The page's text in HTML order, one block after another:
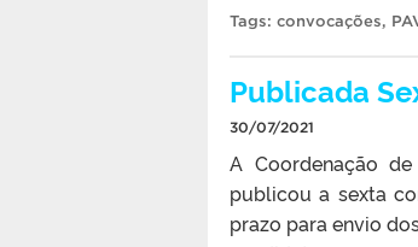
Tags: convocações,
Publicada
30/07/2021
A Coordenação
publicou a sexta
prazo para envio